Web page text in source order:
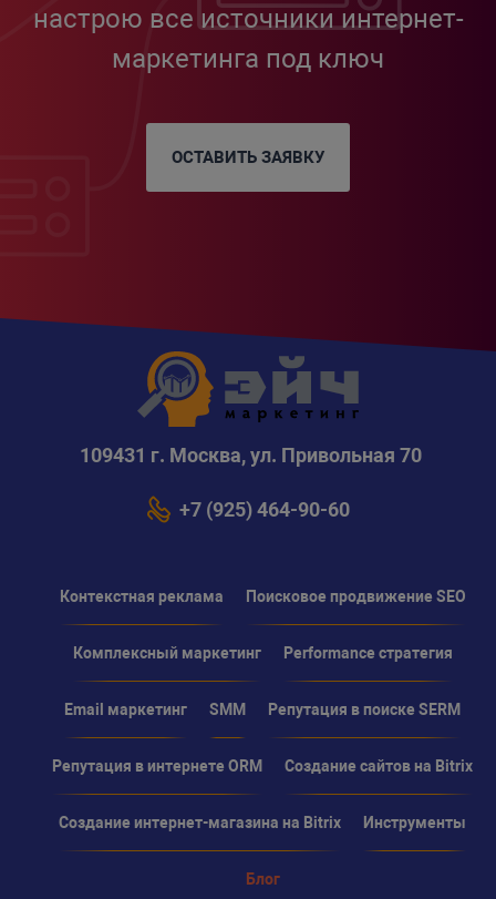
настрою все источники интернет-
маркетинга под ключ
ОСТАВИТЬ ЗАЯВКУ
109431 г. Москва, ул. Привольная 70
+7 (925) 464-90-60
Контекстная реклама Поисковое продвижение SEO
Комплексный маркетинг Performance стратегия
Email маркетинг SMM Репутация в поиске SERM
Репутация в интернете ORM Создание сайтов на Bitrix
Создание интернет-магазина на Bitrix Инструменты
Блог